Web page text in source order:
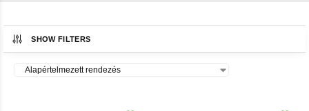
SHOW FILTERS